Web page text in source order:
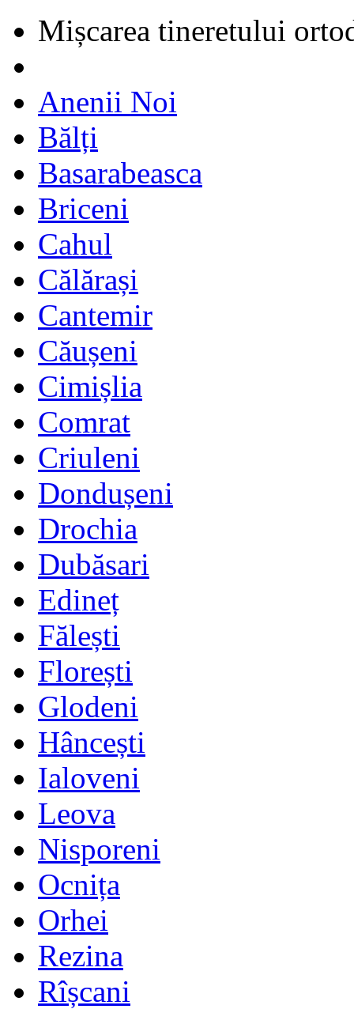
Mișcarea tineretului
Anenii Noi
Bălți
Basarabeasca
Briceni
Cahul
Călărași
Cantemir
Căușeni
Cimișlia
Comrat
Criuleni
Dondușeni
Drochia
Dubăsari
Edineț
Fălești
Florești
Glodeni
Hâncești
Ialoveni
Leova
Nisporeni
Ocnița
Orhei
Rezina
Rîșcani